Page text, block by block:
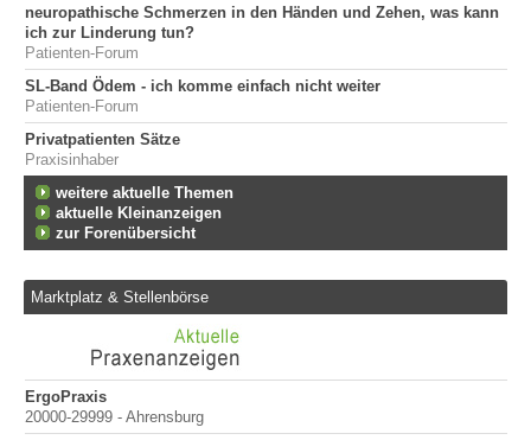
neuropathische Schmerzen in den Händen und Zehen, was kann
ich zur Linderung tun?
Patienten-Forum
SL-Band Ödem - ich komme einfach nicht weiter
Patienten-Forum
Privatpatienten Sätze
Praxisinhaber
weitere aktuelle Themen
aktuelle Kleinanzeigen
zur Forenübersicht
Marktplatz & Stellenbörse
ErgoPraxis
20000-29999 - Ahrensburg